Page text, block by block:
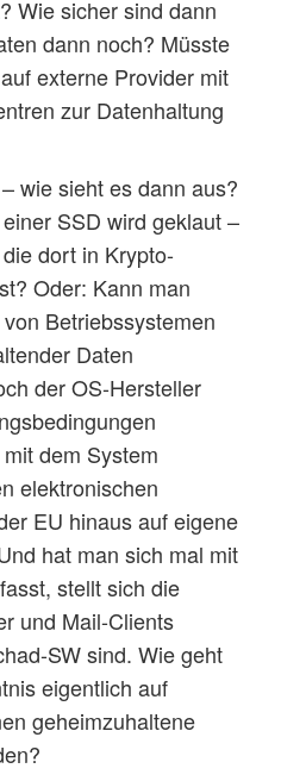
Wie sicher sind dann
dann noch? Müsste
externe Provider mit
zur Datenhaltung
wie sieht es dann aus?
SSD wird geklaut –
dort in Krypto-
Oder: Kann man
Betriebssystemen
Daten
der OS-Hersteller
dem System
elektronischen
EU hinaus auf eigene
hat man sich mal mit
stellt sich die
und Mail-Clients
SW sind. Wie geht
eigentlich auf
geheimzuhaltene